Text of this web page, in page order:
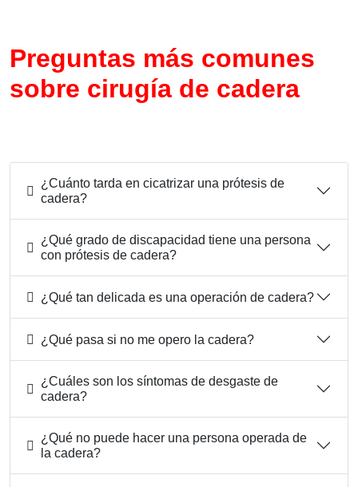
Preguntas más comunes
sobre cirugía de cadera
¿Cuánto tarda en cicatrizar una prótesis de
cadera?
¿Qué grado de discapacidad tiene una persona
con prótesis de cadera?
¿Qué tan delicada es una operación de cadera?
¿Qué pasa si no me opero la cadera?
¿Cuáles son los síntomas de desgaste de
cadera?
¿Qué no puede hacer una persona operada de
la cadera?